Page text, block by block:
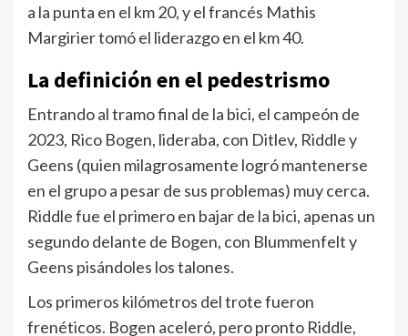
a la punta en el km 20, y el francés Mathis
Margirier tomó el liderazgo en el km 40.
La definición en el pedestrismo
Entrando al tramo final de la bici, el campeón de
2023, Rico Bogen, lideraba, con Ditlev, Riddle y
Geens (quien milagrosamente logró mantenerse
en el grupo a pesar de sus problemas) muy cerca.
Riddle fue el primero en bajar de la bici, apenas un
segundo delante de Bogen, con Blummenfelt y
Geens pisándoles los talones.
Los primeros kilómetros del trote fueron
frenéticos. Bogen aceleró, pero pronto Riddle,